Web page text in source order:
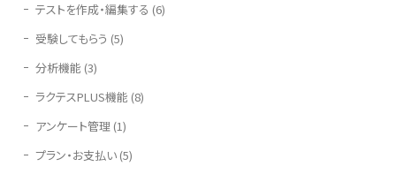
テストを作成・編集する (6)
受験してもらう (5)
分析機能 (3)
ラクテスPLUS機能 (8)
アンケート管理(1)
プラン・お支払い(5)